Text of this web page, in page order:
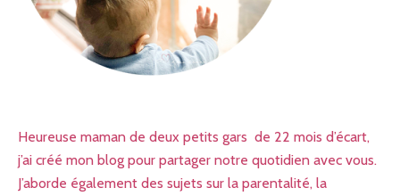
Heureuse maman de deux petits gars de 22 mois d’écart,
j’ai créé mon blog pour partager notre quotidien avec vous.
J’aborde également des sujets sur la parentalité, la